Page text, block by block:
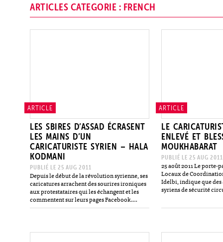
ARTICLES CATEGORIE : FRENCH
ARTICLE
LES SBIRES D’ASSAD ÉCRASENT
LES MAINS D’UN
CARICATURISTE SYRIEN – HALA
KODMANI
PUBLIÉ LE 25 AUG 2011
Depuis le début de la révolution syrienne, ses
caricatures arrachent des sourires ironiques
aux protestataires qui les échangent et les
commentent sur leurs pages Facebook.
Enlevé à l’aube ce jeudi 25 août sur une place
ARTICLE
LE
ENLEVÉ ET
MOUKHABARAT
PUBLIÉ LE 25 AUG 2011
25 août 2011 Le porte-
Locaux de
Idelbi, indique que des
syriens de sécurité
août à…